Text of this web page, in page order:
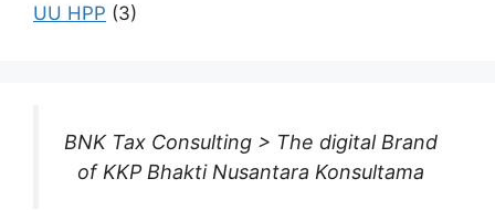
UU HPP (3)
BNK Tax Consulting > The digital Brand
of KKP Bhakti Nusantara Konsultama